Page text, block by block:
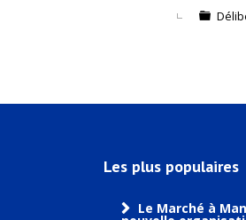
Les plus populaires
Le Marché à